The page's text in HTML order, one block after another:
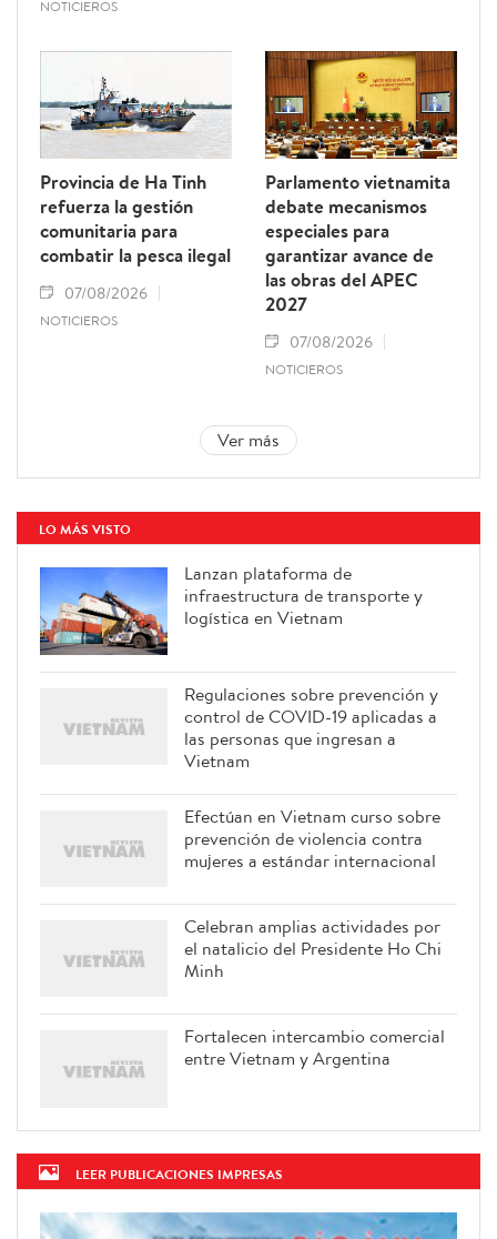
NOTICIEROS
Provincia de Ha Tinh
refuerza la gestión
comunitaria para
combatir la pesca ilegal
07/08/2026
NOTICIEROS
Parlamento vietnamita
debate mecanismos
especiales para
garantizar avance de
las obras del APEC
2027
07/08/2026
NOTICIEROS
Ver más
LO MÁS VISTO
Lanzan plataforma de
infraestructura de transporte y
logística en Vietnam
Regulaciones sobre prevención y
control de COVID-19 aplicadas a
las personas que ingresan a
Vietnam
Efectúan en Vietnam curso sobre
prevención de violencia contra
mujeres a estándar internacional
Celebran amplias actividades por
el natalicio del Presidente Ho Chi
Minh
Fortalecen intercambio comercial
entre Vietnam y Argentina
LEER PUBLICACIONES IMPRESAS